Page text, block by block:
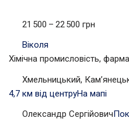
21 500 – 22 500 грн
Віколя
Хімічна промисловість,
Хмельницький,
4,7 км від центруНа мапі
Олександр Сергійович